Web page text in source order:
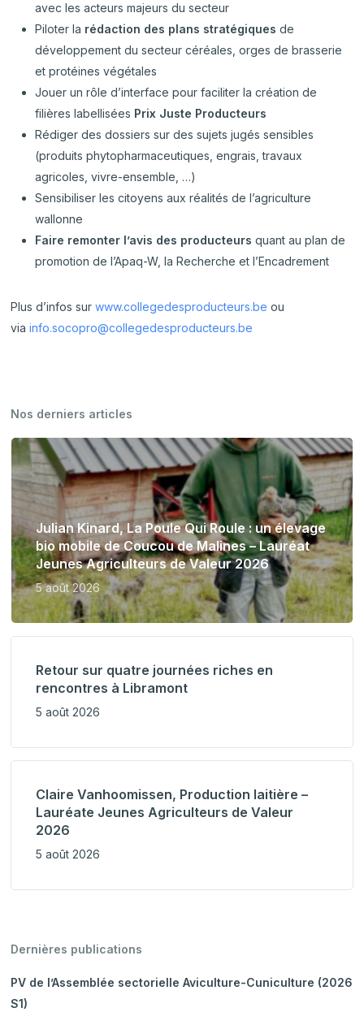
avec les acteurs majeurs du secteur
Piloter la rédaction des plans stratégiquesde
développement du secteur céréales, orges de brasserie
et protéines végétales
Jouer un rôle d’interface pour faciliter la création de
filières labellisées Prix Juste Producteurs
Rédiger des dossiers sur des sujets jugés sensibles
(produits phytopharmaceutiques, engrais, travaux
agricoles, vivre-ensemble, …)
Sensibiliser les citoyens aux réalités de l’agriculture
wallonne
Faire remonter l’avis des producteurs quant au plan de
promotion de l’Apaq-W, la Recherche et l’Encadrement
Plus d’infos surwww.collegedesproducteurs.be ou
viainfo.socopro@collegedesproducteurs.be
Nos derniers articles
Julian Kinard, La Poule Qui Roule : un élevage
bio mobile de Coucou de Malines – Lauréat
Jeunes Agriculteurs de Valeur 2026
5 août 2026
Retour sur quatre journées riches en
rencontres à Libramont
5 août 2026
Claire Vanhoomissen, Production laitière –
Lauréate Jeunes Agriculteurs de Valeur
2026
5 août 2026
Dernières publications
PV de l’Assemblée sectorielle Aviculture-Cuniculture (2026
S1)